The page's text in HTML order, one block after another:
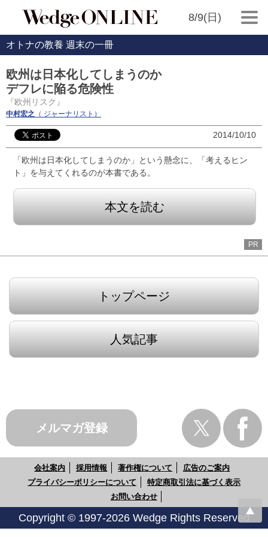
8/9(日)
オトナの教養 週末の一冊
欧州は日本化してしまうのか
デフレに陥る危険性
『欧州リスク』
中村宏之 （ ジャーナリスト）
2014/10/10
「欧州は日本化してしまうのか」という懸念に、「考えるヒン
ト」を与えてくれるのが本書である。
本文を読む
PR
トップページ
人気記事
メルマガ登録
会社案内 採用情報 著作権について
広告のご案内
プライバシーポリシーについて
特定商取引法に基づく表示
お問い合わせ
Copyright © 1997-2026 Wedge Rights Reserved